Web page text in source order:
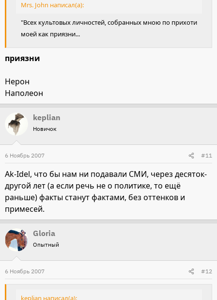
Mrs. John написал(а):
"Всех культовых личностей, собранных мною по прихоти
моей как приязни...
приязни
Нерон
Наполеон
keplian
Новичок
6 Ноябрь 2007 #11
Ak-Idel, что бы нам ни подавали СМИ, через десяток-
другой лет (а если речь не о политике, то ещё
раньше) факты станут фактами, без оттенков и
примесей.
Gloria
Опытный
6 Ноябрь 2007 #12
keplian написал(а):